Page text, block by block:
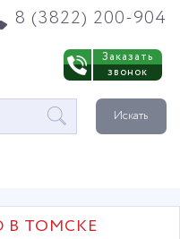
8 (3822) 200-904
Заказать
звонок
Искать
В ТОМСКЕ